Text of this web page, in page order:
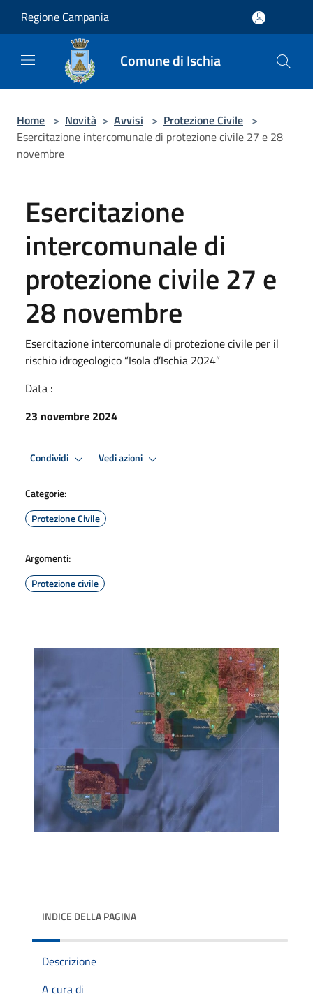
Regione Campania
Comune di Ischia
Home > Novità > Avvisi > Protezione Civile >
Esercitazione intercomunale di protezione civile 27 e 28
novembre
Esercitazione
intercomunale di
protezione civile 27 e
28 novembre
Esercitazione intercomunale di protezione civile per il
rischio idrogeologico “Isola d’Ischia 2024”
Data :
23 novembre 2024
Condividi Vedi azioni
Categorie:
Protezione Civile
Argomenti:
Protezione civile
INDICE DELLA PAGINA
Descrizione
A cura di